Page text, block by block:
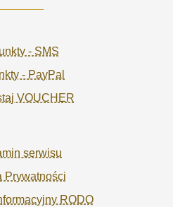
- SMS
- PayPal
VOUCHER
serwisu
Prywatności
RODO